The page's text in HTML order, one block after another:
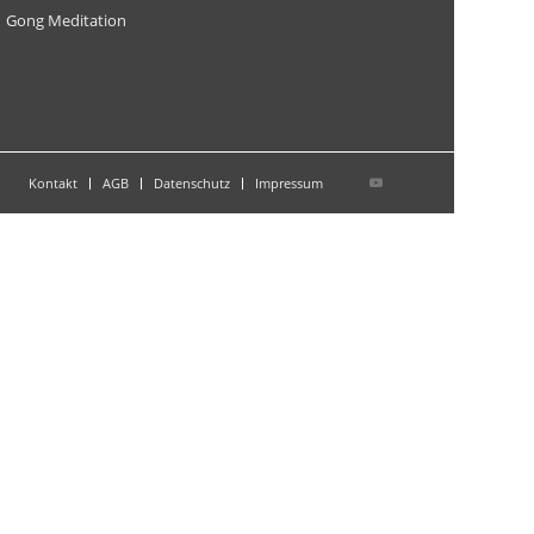
Gong Meditation
Kontakt AGB Datenschutz Impressum